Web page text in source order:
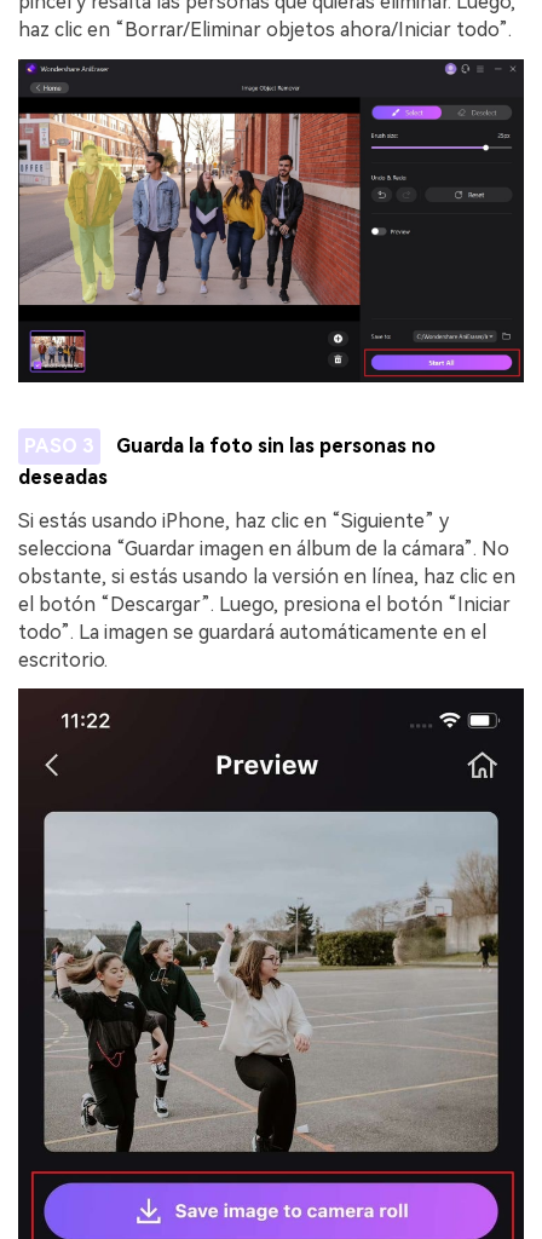
haz clic en “Borrar/Eliminar objetos ahora/Iniciar todo”.
PASO 3
Guarda la foto sin las personas no
deseadas
Si estás usando iPhone, haz clic en “Siguiente” y
selecciona “Guardar imagen en álbum de la cámara”. No
obstante, si estás usando la versión en línea, haz clic en
el botón “Descargar”. Luego, presiona el botón “Iniciar
todo”. La imagen se guardará automáticamente en el
escritorio.